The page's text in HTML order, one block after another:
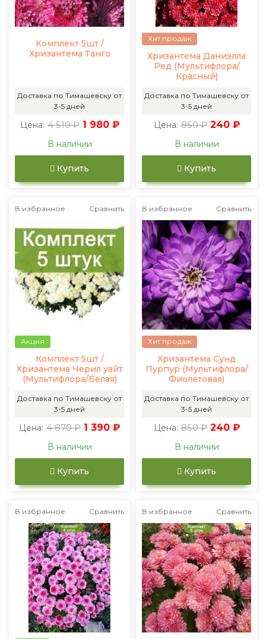
Комплект 5шт /
Хризантема Танго
Доставка по Тимашевску от
3-5 дней
Цена: 4 510 ₽ 1 980 ₽
В наличии
Купить
Хит продаж
Хризантема Даниэлла
Ред (Мультифлора/
Красный)
Доставка по Тимашевску от
3-5 дней
Цена: 850 ₽ 240 ₽
В наличии
Купить
В избранное Сравнить
Акция
Комплект 5шт /
Хризантема Черил уайт
(Мультифлора/Белая)
Доставка по Тимашевску от
3-5 дней
Цена: 4 870 ₽ 1 390 ₽
В наличии
Купить
В избранное Сравнить
Хит продаж
Хризантема Сунд
Пурпур (Мультифлора/
Фиолетовая)
Доставка по Тимашевску от
3-5 дней
Цена: 850 ₽ 240 ₽
В наличии
Купить
В избранное Сравнить В избранное Сравнить